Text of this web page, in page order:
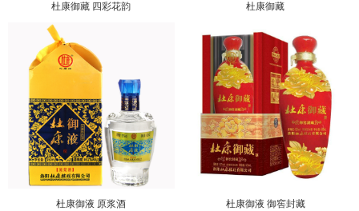
杜康御藏 四彩花韵 杜康御藏
杜康御液 原浆酒 杜康御液 御窖封藏